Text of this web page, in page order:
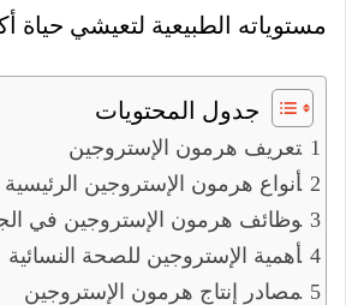
مستوياته الطبيعية لتعيشي حياة
جدول المحتويات
تعريف هرمون الإستروجين
أنواع هرمون الإستروجين الرئيسية
وظائف هرمون الإستروجين في
أهمية الإستروجين للصحة النسائية
مصادر إنتاج هرمون الإستروجين